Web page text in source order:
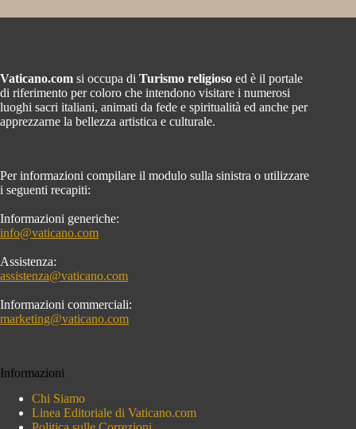
Vaticano.com si occupa di Turismo religioso ed è il portale
di riferimento per coloro che intendono visitare i numerosi
luoghi sacri italiani, animati da fede e spiritualità ed anche per
apprezzarne la bellezza artistica e culturale.
Per informazioni compilare il modulo sulla sinistra o utilizzare
i seguenti recapiti:
Informazioni generiche:
info@vaticano.com
Assistenza:
assistenza@vaticano.com
Informazioni commerciali:
marketing@vaticano.com
Informazioni
Chi Siamo
Linea Editoriale di Vaticano.com